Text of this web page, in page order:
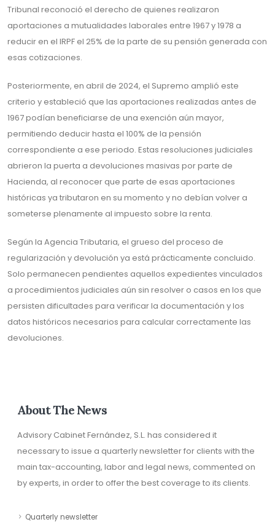
Tribunal reconoció el derecho de quienes realizaron
aportaciones a mutualidades laborales entre 1967 y 1978 a
reducir en el IRPF el 25% de la parte de su pensión generada con
esas cotizaciones.
Posteriormente, en abril de 2024, el Supremo amplió este
criterio y estableció que las aportaciones realizadas antes de
1967 podían beneficiarse de una exención aún mayor,
permitiendo deducir hasta el 100% de la pensión
correspondiente a ese periodo. Estas resoluciones judiciales
abrieron la puerta a devoluciones masivas por parte de
Hacienda, al reconocer que parte de esas aportaciones
históricas ya tributaron en su momento y no debían volver a
someterse plenamente al impuesto sobre la renta.
Según la Agencia Tributaria, el grueso del proceso de
regularización y devolución ya está prácticamente concluido.
Solo permanecen pendientes aquellos expedientes vinculados
a procedimientos judiciales aún sin resolver o casos en los que
persisten dificultades para verificar la documentación y los
datos históricos necesarios para calcular correctamente las
devoluciones.
About The News
Advisory Cabinet Fernández, S.L. has considered it
necessary to issue a quarterly newsletter for clients with the
main tax-accounting, labor and legal news, commented on
by experts, in order to offer the best coverage to its clients.
Quarterly newsletter